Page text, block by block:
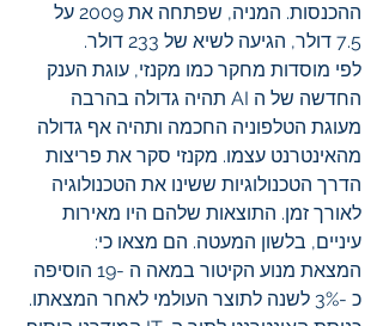
ההכנסות. המניה, שפתחה את 2009 על
7.5 דולר, הגיעה לשיא של 233 דולר.
לפי מוסדות מחקר כמו מקנזי, עוגת הענק
החדשה של ה AI תהיה גדולה בהרבה
מעוגת הטלפוניה החכמה ותהיה אף גדולה
מהאינטרנט עצמו. מקנזי סקר את פריצות
הדרך הטכנולוגיות ששינו את הטכנולוגיה
לאורך זמן. התוצאות שלהם היו מאירות
עיניים, בלשון המעטה. הם מצאו כי:
המצאת מנוע הקיטור במאה ה -19 הוסיפה
כ -3% לשנה לתוצר העולמי לאחר המצאתו.